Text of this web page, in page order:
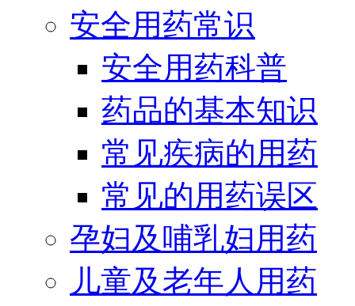
安全用药常识
安全用药科普
药品的基本知识
常见疾病的用药
常见的用药误区
孕妇及哺乳妇用药
儿童及老年人用药